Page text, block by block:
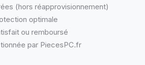
(hors réapprovisionnement)
optimale
ou remboursé
par PiecesPC.fr